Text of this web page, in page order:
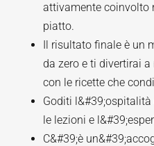
attivamente coinvolto
piatto.
Il risultato finale è un
da zero e ti divertirai
con le ricette che
Goditi
le lezioni e
C&#39;è